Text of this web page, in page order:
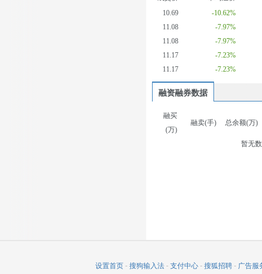
10.69
-10.62%
11.08
-7.97%
11.08
-7.97%
11.17
-7.23%
11.17
-7.23%
融资融券数据
融买
(万)
融卖(手) 总余额(万)
暂无
设置首页 - 搜狗输入法 - 支付中心 - 搜狐招聘 - 广告服